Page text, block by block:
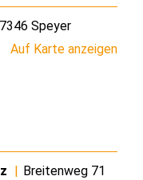
Speyer
Auf Karte anzeigen
Breitenweg 71